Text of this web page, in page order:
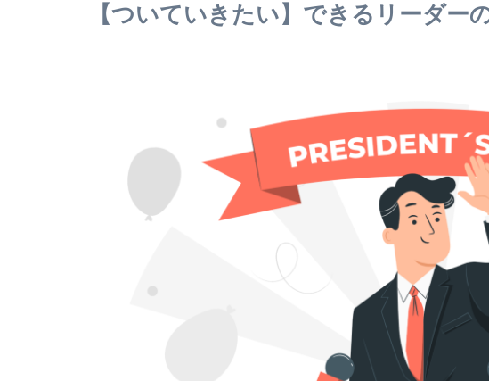
【ついていきたい】できるリーダー